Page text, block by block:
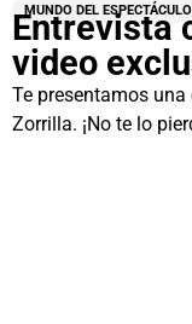
MUNDO DEL ESPECTÁCULO
Entrevista
video
Te presentamos
Zorrilla. ¡No te lo